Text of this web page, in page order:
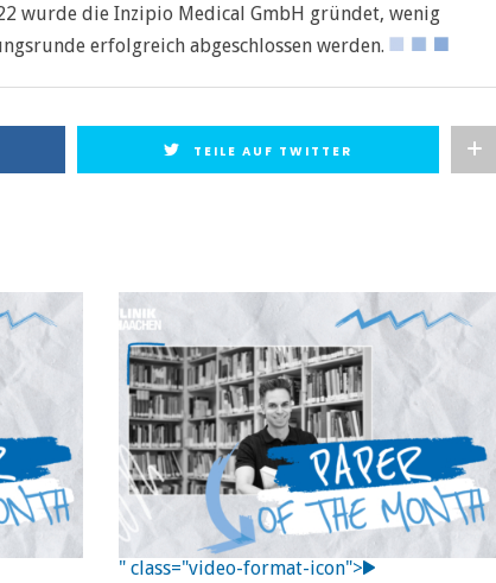
wurde die Inzipio Medical GmbH gründet, wenig
erfolgreich abgeschlossen werden.
TEILE AUF TWITTER
" class="video-format-icon">